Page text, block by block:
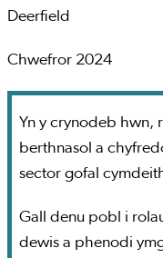
Deerfield
Chwefror 2024
Yn y crynodeb hwn,
berthnasol a
sector gofal
Gall denu pobl i
dewis a phenodi